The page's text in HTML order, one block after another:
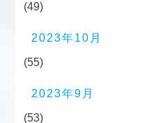
(49)
2023年10月
(55)
2023年9月
(53)